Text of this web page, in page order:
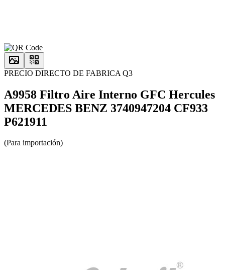
PRECIO DIRECTO DE FABRICA Q3
A9958 Filtro Aire Interno GFC Hercules
MERCEDES BENZ 3740947204 CF933
P621911
(Para importación)